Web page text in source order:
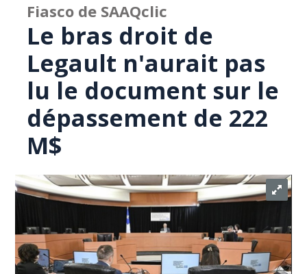
Fiasco de SAAQclic
Le bras droit de
Legault n'aurait pas
lu le document sur le
dépassement de 222
M$